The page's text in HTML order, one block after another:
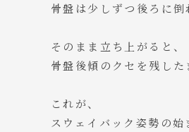
骨盤は少しずつ後ろに倒
そのまま立ち上がると、
骨盤後傾のクセを残した
これが、
スウェイバック姿勢の始